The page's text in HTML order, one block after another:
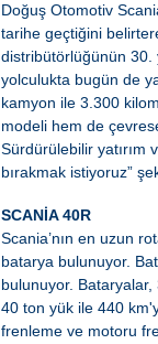
Doğuş Otomotiv
tarihe geçtiğini
distribütörlüğünün 30.
yolculukta bugün de
kamyon ile 3.300
modeli hem de
Sürdürülebilir
bırakmak istiyoruz”
SCANİA 40R
Scania’nın en uzun
batarya bulunuyor.
bulunuyor. Bataryalar,
40 ton yük ile 440
frenleme ve motoru